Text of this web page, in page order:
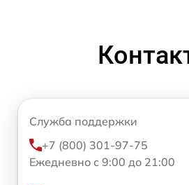
Служба поддержки
+7 (800) 301-97-75
Ежедневно с 9:00 до 21:00